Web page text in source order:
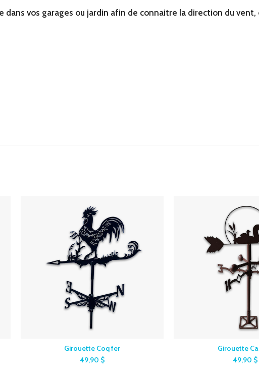
vos garages ou jardin afin de connaitre la direction du
Girouette Coq fer
49,90 $
Girouette
49,90 $